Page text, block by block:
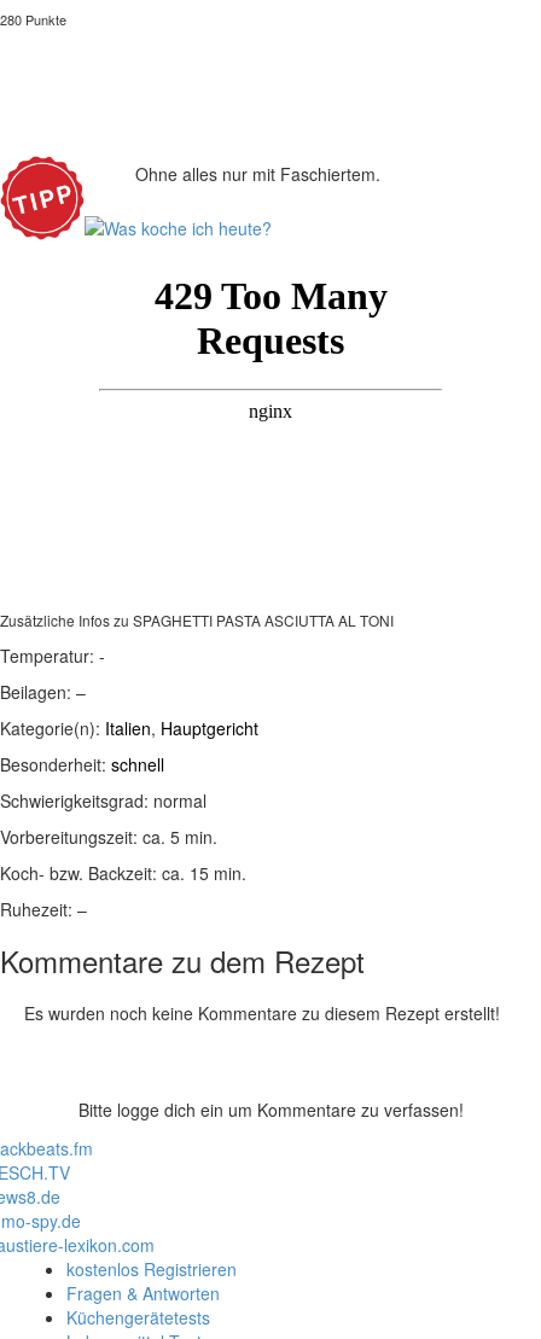
280 Punkte
Ohne alles nur mit Faschiertem.
Zusätzliche Infos zu SPAGHETTI PASTA ASCIUTTA AL TONI
Temperatur: -
Beilagen: –
Kategorie(n): Italien, Hauptgericht
Besonderheit: schnell
Schwierigkeitsgrad: normal
Vorbereitungszeit: ca. 5 min.
Koch- bzw. Backzeit: ca. 15 min.
Ruhezeit: –
Kommentare zu dem Rezept
Es wurden noch keine Kommentare zu diesem Rezept erstellt!
Bitte logge dich ein um Kommentare zu verfassen!
spy.de
lexikon.com
kostenlos Registrieren
Fragen & Antworten
Küchengerätetests